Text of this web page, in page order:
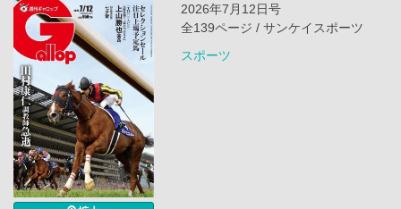
2026年7月12日号
全139ページ / サンケイスポーツ
スポーツ